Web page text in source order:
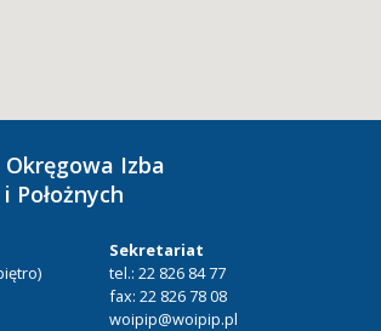
Izba
Położnych
Sekretariat
tel.: 22 826 84 77
fax: 22 826 78 08
woipip@woipip.pl